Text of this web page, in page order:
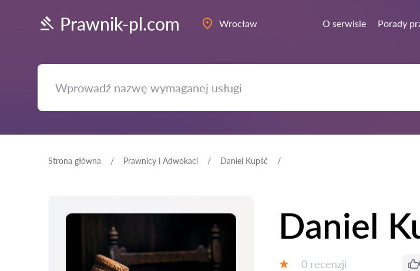
Prawnik-pl.com Wrocław O serwisie Porady
Strona główna Prawnicy i Adwokaci Daniel Kupść
Daniel
Recenzji:
0 recenzji